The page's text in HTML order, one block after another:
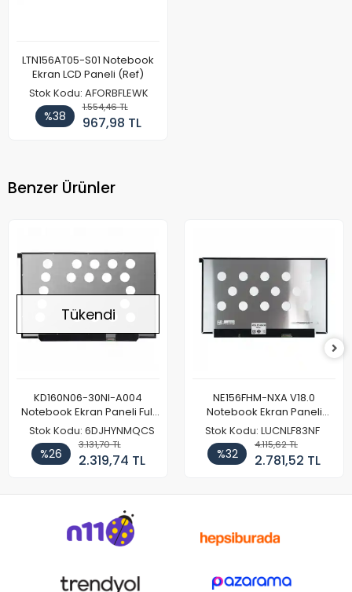
LTN156AT05-S01 Notebook
Ekran LCD Paneli (Ref)
Stok Kodu: AFORBFLEWK
%38
1.554,46 TL
967,98 TL
Benzer Ürünler
Tükendi
KD160N06-30NI-A004
Notebook Ekran Paneli Full
HD
Stok Kodu: 6DJHYNMQCS
%26
3.131,70 TL
2.319,74 TL
NE156FHM-NXA V18.0
Notebook Ekran Paneli
144Hz
Stok Kodu: LUCNLF83NF
%32
4.115,62 TL
2.781,52 TL